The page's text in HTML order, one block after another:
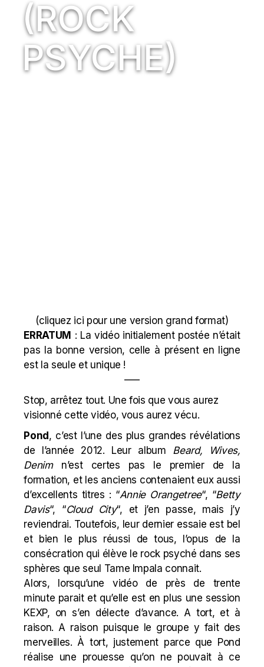
(ROCK
PSYCHE)
(cliquez ici pour une version grand format)
ERRATUM : La vidéo initialement postée n’était
pas la bonne version, celle à présent en ligne
est la seule et unique !
—–
Stop, arrêtez tout. Une fois que vous aurez
visionné cette vidéo, vous aurez vécu.
Pond , c’est l’une des plus grandes révélations
de l’année 2012. Leur album Beard, Wives,
Denim n’est certes pas le premier de la
formation, et les anciens contenaient eux aussi
d’excellents titres : “Annie Orangetree“, “Betty
Davis“, “Cloud City“, et j’en passe, mais j’y
reviendrai. Toutefois, leur dernier essaie est bel
et bien le plus réussi de tous, l’opus de la
consécration qui élève le rock psyché dans ses
sphères que seul Tame Impala connait.
Alors, lorsqu’une vidéo de près de trente
minute parait et qu’elle est en plus une session
KEXP, on s’en délecte d’avance. A tort, et à
raison. A raison puisque le groupe y fait des
merveilles. À tort, justement parce que Pond
réalise une prouesse qu’on ne pouvait à ce